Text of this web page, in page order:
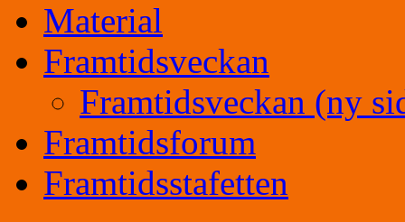
Material
Framtidsveckan
Framtidsveckan (ny
Framtidsforum
Framtidsstafetten